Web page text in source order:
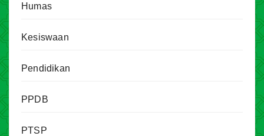
Humas
Kesiswaan
Pendidikan
PPDB
PTSP